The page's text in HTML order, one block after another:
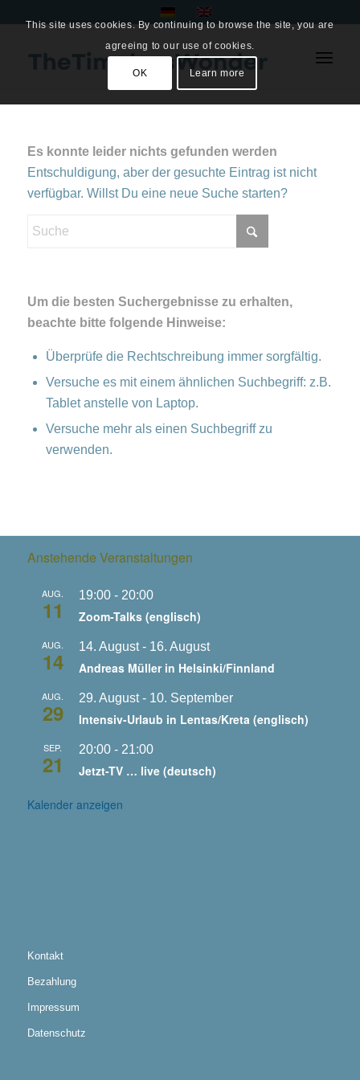
Es konnte leider nichts gefunden werden
Entschuldigung, aber der gesuchte Eintrag ist nicht
verfügbar. Willst Du eine neue Suche starten?
Um die besten Suchergebnisse zu erhalten,
beachte bitte folgende Hinweise:
Überprüfe die Rechtschreibung immer sorgfältig.
Versuche es mit einem ähnlichen Suchbegriff: z.B.
Tablet anstelle von Laptop.
Versuche mehr als einen Suchbegriff zu
verwenden.
Anstehende Veranstaltungen
AUG.
11
19:00- 20:00
Zoom-Talks (englisch)
AUG.
14
14. August- 16. August
Andreas Müller in Helsinki/Finnland
AUG.
29
29. August- 10. September
Intensiv-Urlaub in Lentas/Kreta (englisch)
SEP.
21
20:00- 21:00
Jetzt-TV … live (deutsch)
Kalender anzeigen
Kontakt
Bezahlung
Impressum
Datenschutz
This site uses cookies. By continuing to browse the site, you are
agreeing to our use of cookies.
OK Learn more